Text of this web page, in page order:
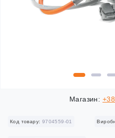
Магазин:
Код товару: 9704559-01